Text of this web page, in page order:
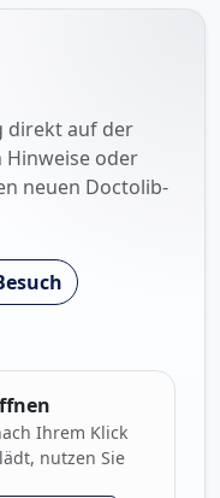
direkt auf der
Hinweise oder
neuen Doctolib-
Ihrem Klick
nutzen Sie